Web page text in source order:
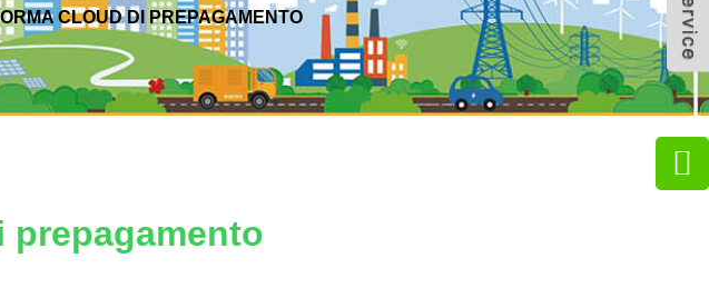
CLOUD DI PREPAGAMENTO
prepagamento
